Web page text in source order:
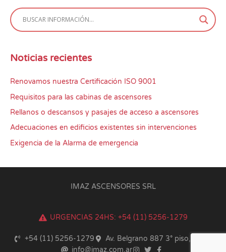
Noticias recientes
Renovamos nuestra Certificación ISO 9001
Requisitos para las cabinas de ascensores
Rellanos o descansos y pasajes de acceso a ascensores
Adecuaciones en edificios existentes sin intervenciones
Exigencia de la Alarma de emergencia
IMAZ ASCENSORES SRL
URGENCIAS 24HS: +54 (11) 5256-1279
+54 (11) 5256-1279
Av. Belgrano 887 3° piso, CABA
info@imaz.com.ar